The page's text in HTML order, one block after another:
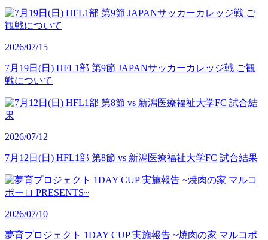
2026/07/15
7月19日(日) HFL1部 第9節 JAPANサッカーカレッジ戦 ご観
戦について
2026/07/12
7月12日(日) HFL1部 第8節 vs 新潟医療福祉大学FC 試合結果
2026/07/10
夢育プロジェクト 1DAY CUP 実施報告 ~焼肉の家 マルコポ